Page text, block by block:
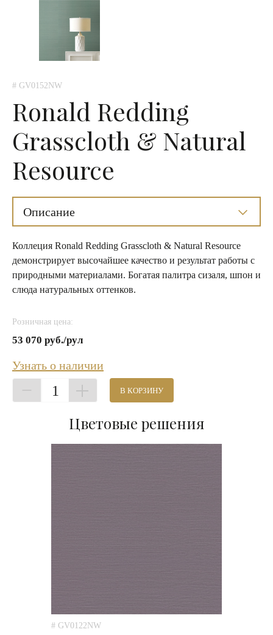
# GV0152NW
Ronald Redding
Grasscloth & Natural
Resource
Описание
Коллеция Ronald Redding Grasscloth & Natural Resource
демонстрирует высочайшее качество и результат работы с
природными материалами. Богатая палитра сизаля, шпон и
слюда натуральных оттенков.
Розничная цена:
53 070 руб./рул
Узнать о наличии
1 В КОРЗИНУ
Цветовые решения
# GV0122NW